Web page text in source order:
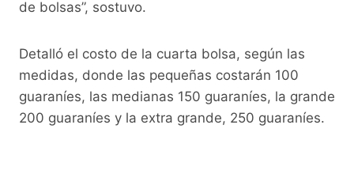
de bolsas”, sostuvo.
Detalló el costo de la cuarta bolsa, según las
medidas, donde las pequeñas costarán 100
guaraníes, las medianas 150 guaraníes, la grande
200 guaraníes y la extra grande, 250 guaraníes.